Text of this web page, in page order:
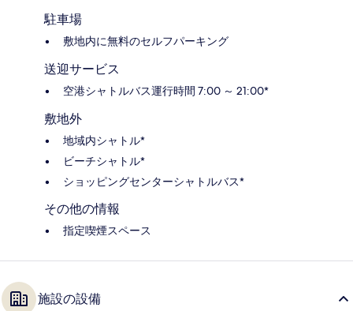
駐車場
敷地内に無料のセルフパーキング
送迎サービス
空港シャトルバス運行時間 7:00 ～ 21:00*
敷地外
地域内シャトル*
ビーチシャトル*
ショッピングセンターシャトルバス*
その他の情報
指定喫煙スペース
施設の設備